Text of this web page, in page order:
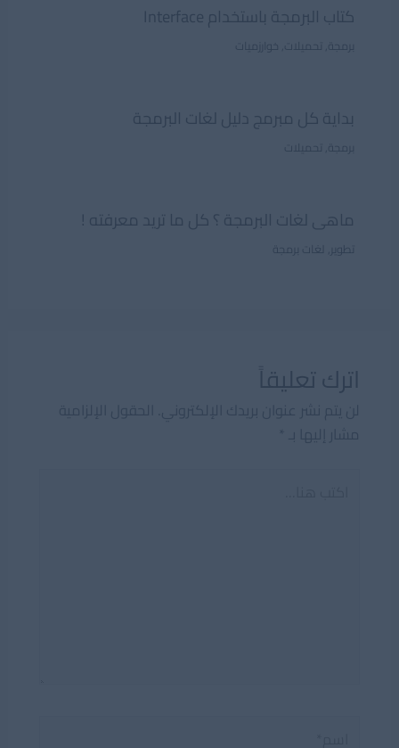
كتاب البرمجة باستخدام Interface
برمجة تحميلات خوارزميات
بداية كل مبرمج دليل لغات البرمجة
برمجة تحميلات
ماهى لغات البرمجة ؟ كل ما تريد معرفته !
تطوير لغات برمجة
اترك تعليقاً